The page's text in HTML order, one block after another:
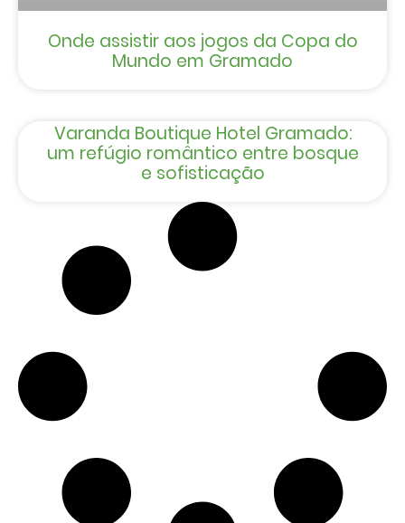
Onde assistir aos jogos da Copa do
Mundo em Gramado
Varanda Boutique Hotel Gramado:
um refúgio romântico entre bosque
e sofisticação